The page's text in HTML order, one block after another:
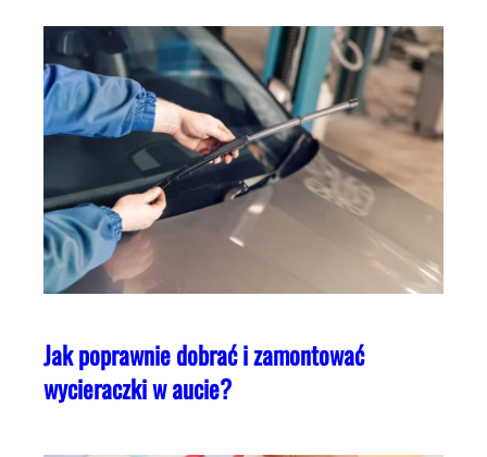
Jak poprawnie dobrać i zamontować
wycieraczki w aucie?